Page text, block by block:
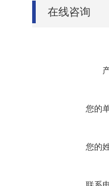
在线咨询
您的
您的